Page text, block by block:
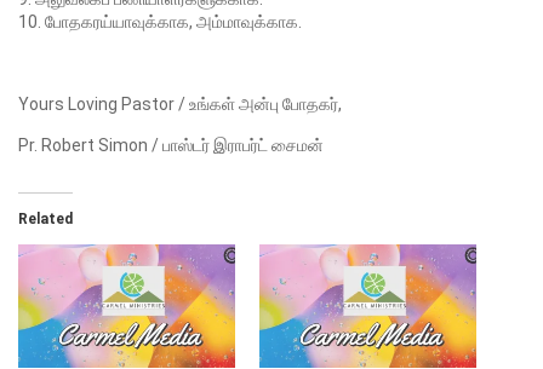
10. போதகரய்யாவுக்காக, அம்மாவுக்காக.
Yours Loving Pastor / உங்கள் அன்பு போதகர்,
Pr. Robert Simon / பாஸ்டர் இராபர்ட் சைமன்
Related